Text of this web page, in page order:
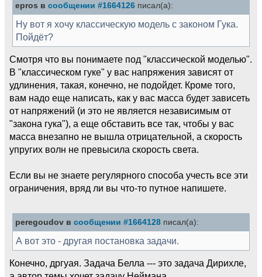
epros в сообщении #1664126 писал(а):
Ну вот я хочу классическую модель с законом Гука.
Пойдёт?
Смотря что вы понимаете под "классической моделью".
В "классическом гуке" у вас напряжения зависят от
удлинения, такая, конечно, не подойдет. Кроме того,
вам надо еще написать, как у вас масса будет зависеть
от напряжений (и это не является независимым от
"закона гука"), а еще обставить все так, чтобы у вас
масса внезапно не вышла отрицательной, а скорость
упругих волн не превысила скорость света.
Если вы не знаете регулярного способа учесть все эти
ограничения, вряд ли вы что-то путное напишете.
peregoudov в сообщении #1664128 писал(а):
А вот это - другая постановка задачи.
Конечно, дргуая. Задача Белла --- это задача Дирихле,